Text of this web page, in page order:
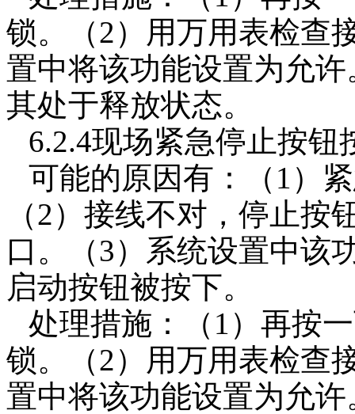
锁。（2）用万用表检查
置中将该功能设置为允
其处于释放状态。
6.2.4现场紧急停止按钮
可能的原因有：（1）
（2）接线不对，停止
口。（3）系统设置中该
启动按钮被按下。
处理措施：（1）再按
锁。（2）用万用表检查
置中将该功能设置为允